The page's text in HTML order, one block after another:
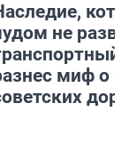
не
миф о